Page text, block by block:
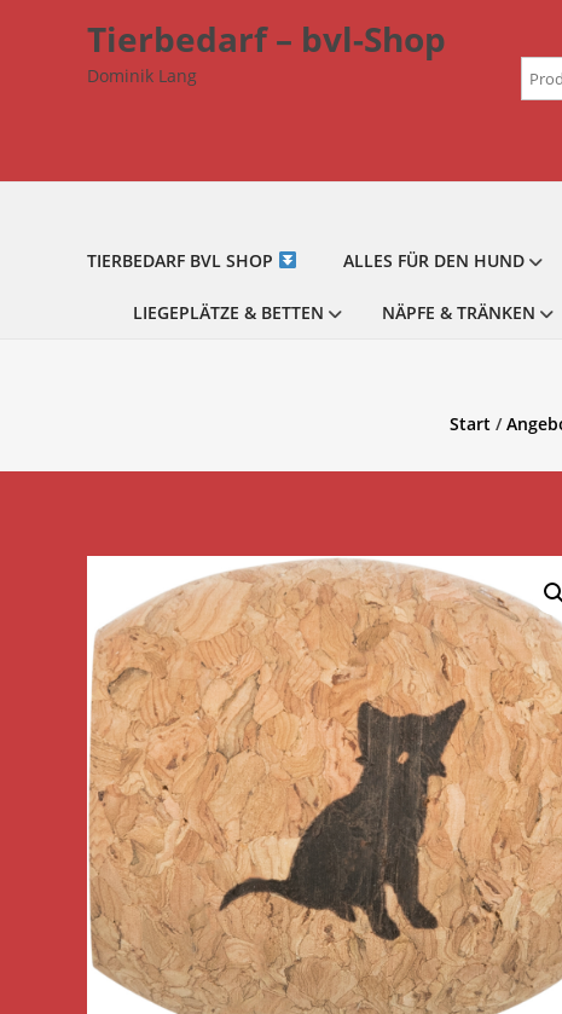
Tierbedarf – bvl-Shop
Dominik Lang
nach:
TIERBEDARF BVL SHOP ALLES FÜR DEN HUND
LIEGEPLÄTZE & BETTEN NÄPFE & TRÄNKEN
Start/